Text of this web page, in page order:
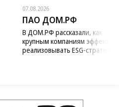
07.08.2026
ПАО ДОМ.РФ
В ДОМ.РФ рассказали, как
крупным компаниям
реализовывать ESG-стратегию